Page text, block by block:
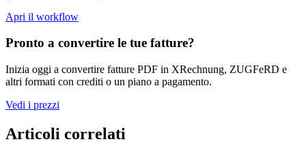
Apri il workflow
Pronto a convertire le tue fatture?
Inizia oggi a convertire fatture PDF in XRechnung, ZUGFeRD e
altri formati con crediti o un piano a pagamento.
Vedi i prezzi
Articoli correlati